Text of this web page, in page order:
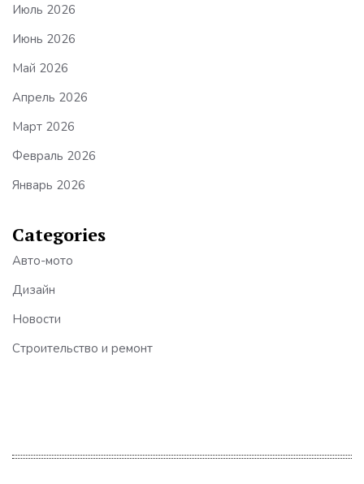
Июль 2026
Июнь 2026
Май 2026
Апрель 2026
Март 2026
Февраль 2026
Январь 2026
Categories
Авто-мото
Дизайн
Новости
Строительство и ремонт